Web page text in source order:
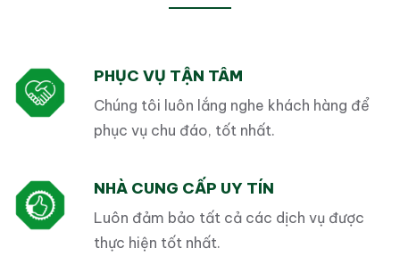
PHỤC VỤ TẬN TÂM
Chúng tôi luôn lắng nghe khách hàng để
phục vụ chu đáo, tốt nhất.
NHÀ CUNG CẤP UY TÍN
Luôn đảm bảo tất cả các dịch vụ được
thực hiện tốt nhất.